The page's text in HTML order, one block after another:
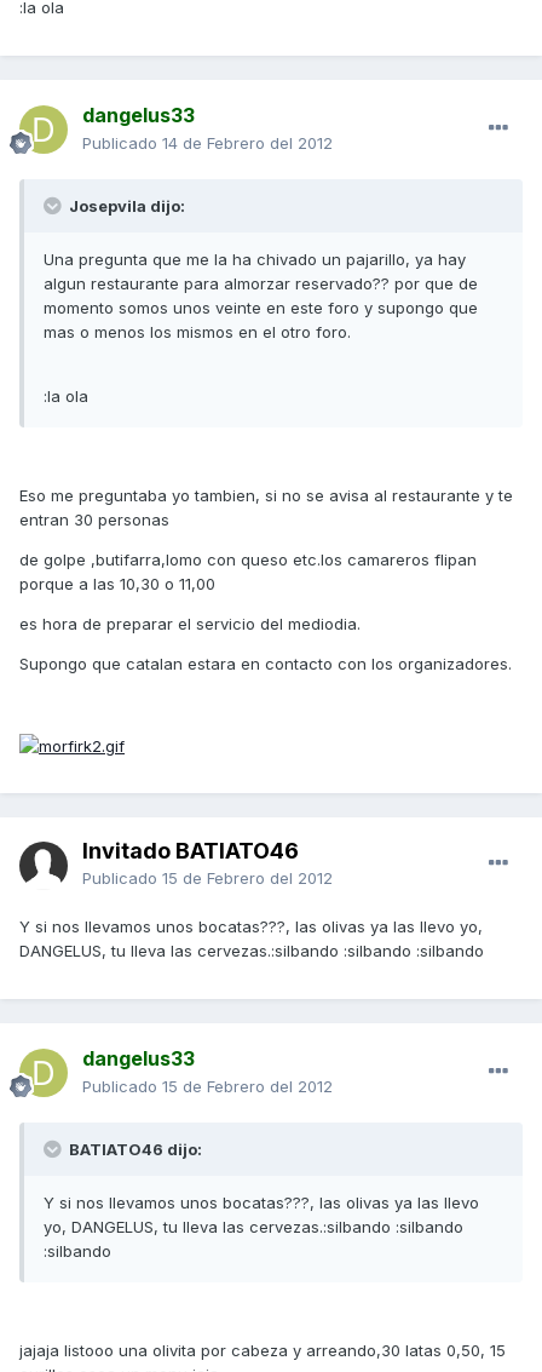
:la ola
dangelus33
Publicado 14 de Febrero del 2012
Josepvila dijo:
Una pregunta que me la ha chivado un pajarillo, ya hay
algun restaurante para almorzar reservado?? por que de
momento somos unos veinte en este foro y supongo que
mas o menos los mismos en el otro foro.
:la ola
Eso me preguntaba yo tambien, si no se avisa al restaurante y te
entran 30 personas
de golpe ,butifarra,lomo con queso etc.los camareros flipan
porque a las 10,30 o 11,00
es hora de preparar el servicio del mediodia.
Supongo que catalan estara en contacto con los organizadores.
Invitado BATIATO46
Publicado 15 de Febrero del 2012
Y si nos llevamos unos bocatas???, las olivas ya las llevo yo,
DANGELUS, tu lleva las cervezas.:silbando :silbando :silbando
dangelus33
Publicado 15 de Febrero del 2012
BATIATO46 dijo:
Y si nos llevamos unos bocatas???, las olivas ya las llevo
yo, DANGELUS, tu lleva las cervezas.:silbando :silbando
:silbando
jajaja listooo una olivita por cabeza y arreando,30 latas 0,50, 15